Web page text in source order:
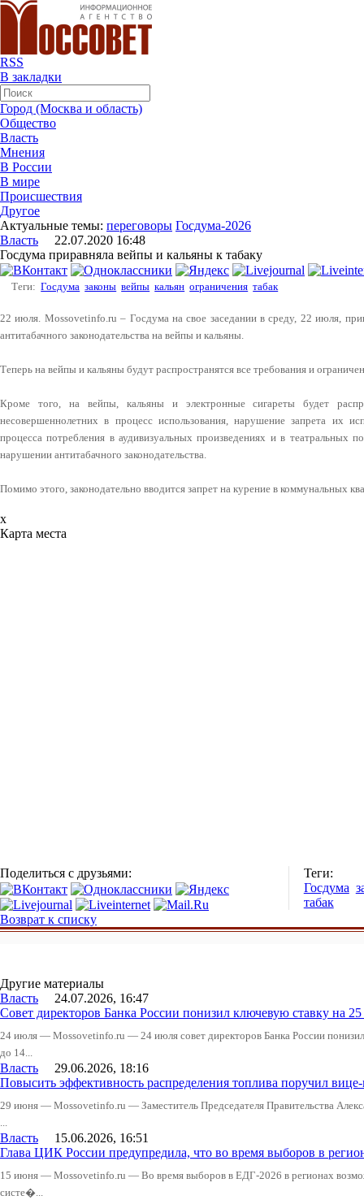
RSS
В закладки
Город (Москва и область)
Общество
Власть
Мнения
В России
В мире
Происшествия
Другое
Актуальные темы: переговоры Госдума-2026
Власть 22.07.2020 16:48
Госдума приравняла вейпы и кальяны к табаку
Теги: Госдума законы вейпы кальян ограничения табак
22 июля. Mossovetinfo.ru – Госдума на свое заседании в среду, 22 июля,
антитабачного законодательства на вейпы и кальяны.
Теперь на вейпы и кальяны будут распространятся все требования и
Кроме того, на вейпы, кальяны и электронные сигареты будет
несовершеннолетних в процесс использования, нарушение запрета их
процесса потребления в аудивизуальных произведениях и в театральных
нарушении антитабачного законодательства.
Помимо этого, законодательно вводится запрет на курение в коммунальных
x
Карта места
Поделиться с друзьями:
Теги:
Госдума
табак
Возврат к списку
Другие материалы
Власть 24.07.2026, 16:47
Совет директоров Банка России понизил ключевую ставку на
24 июля — Mossovetinfo.ru — 24 июля совет директоров Банка России
до 14...
Власть 29.06.2026, 18:16
Повысить эффективность распределения топлива поручил
29 июня — Mossovetinfo.ru — Заместитель Председателя Правительства
...
Власть 15.06.2026, 16:51
Глава ЦИК России предупредила, что во время выборов в
15 июня — Mossovetinfo.ru — Во время выборов в ЕДГ-2026 в регионах
систе�...